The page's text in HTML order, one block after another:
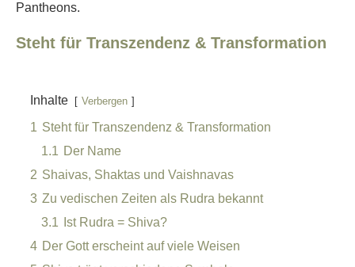
Pantheons.
Steht für Transzendenz & Transformation
Inhalte Verbergen
1 Steht für Transzendenz & Transformation
1.1 Der Name
2 Shaivas, Shaktas und Vaishnavas
3 Zu vedischen Zeiten als Rudra bekannt
3.1
Ist Rudra = Shiva?
4 Der Gott erscheint auf viele Weisen